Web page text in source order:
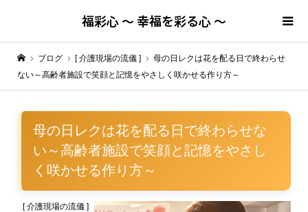
福彩心 ～ 幸福を彩る心 ～
ブログ [ 介護現場の流儀 ]
母の日レクは花を配る日で終わらせ
ない～高齢者施設で笑顔と記憶をやさしく咲かせる作り方～
母の日レクは花を配る日で終わらせな
い～高齢者施設で笑顔と記憶をやさし
く咲かせる作り方～
[ 介護現場の流儀 ]